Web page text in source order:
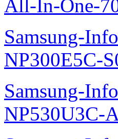
All-In-One-
Samsung-
NP300E5C-
Samsung-
NP530U3C-